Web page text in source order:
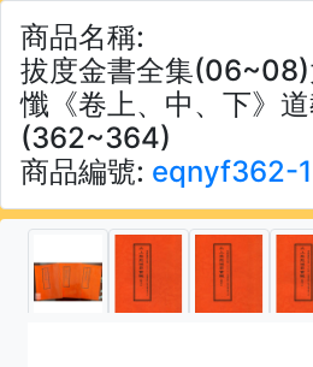
商品名稱:
拔度金書全集
懺《卷上、中、下》
(362~364)
商品編號: eqnyf362-1